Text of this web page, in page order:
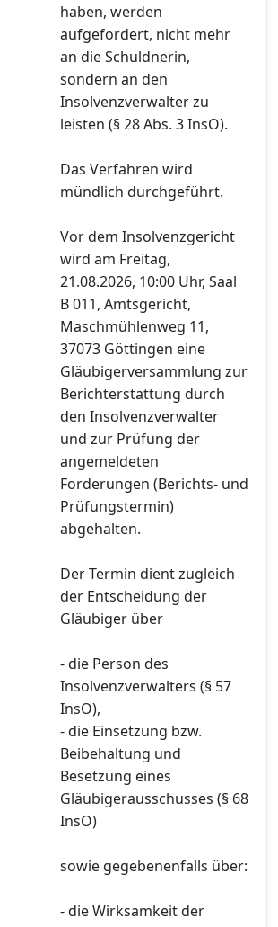
haben, werden
aufgefordert, nicht mehr
an die Schuldnerin,
sondern an den
Insolvenzverwalter zu
leisten (§ 28 Abs. 3 InsO).
Das Verfahren wird
mündlich durchgeführt.
Vor dem Insolvenzgericht
wird am Freitag,
21.08.2026, 10:00 Uhr, Saal
B 011, Amtsgericht,
Maschmühlenweg 11,
37073 Göttingen eine
Gläubigerversammlung zur
Berichterstattung durch
den Insolvenzverwalter
und zur Prüfung der
angemeldeten
Forderungen (Berichts- und
Prüfungstermin)
abgehalten.
Der Termin dient zugleich
der Entscheidung der
Gläubiger über
- die Person des
Insolvenzverwalters (§ 57
InsO),
- die Einsetzung bzw.
Beibehaltung und
Besetzung eines
Gläubigerausschusses (§ 68
InsO)
sowie gegebenenfalls über:
- die Wirksamkeit der